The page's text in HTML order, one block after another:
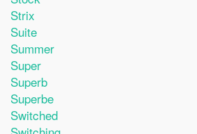
Strix
Suite
Summer
Super
Superb
Superbe
Switched